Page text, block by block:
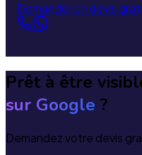
Demander un devis
Prêt à être
sur Google ?
Demandez votre devis